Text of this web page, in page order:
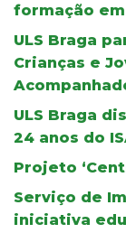
formação
ULS Braga
Crianças e
ULS Braga
24 anos do
Projeto
Serviço de
iniciativa